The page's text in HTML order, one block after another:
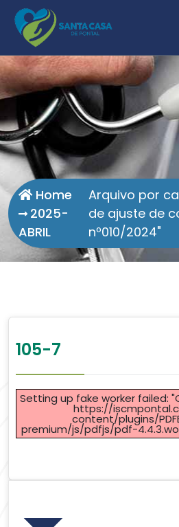
Home
2025-
ABRIL
Arquivo por
de ajuste de
nº010/2024"
105-7
Setting up fake worker failed:
https://
content/plugins/
premium/js/pdfjs/pdf-